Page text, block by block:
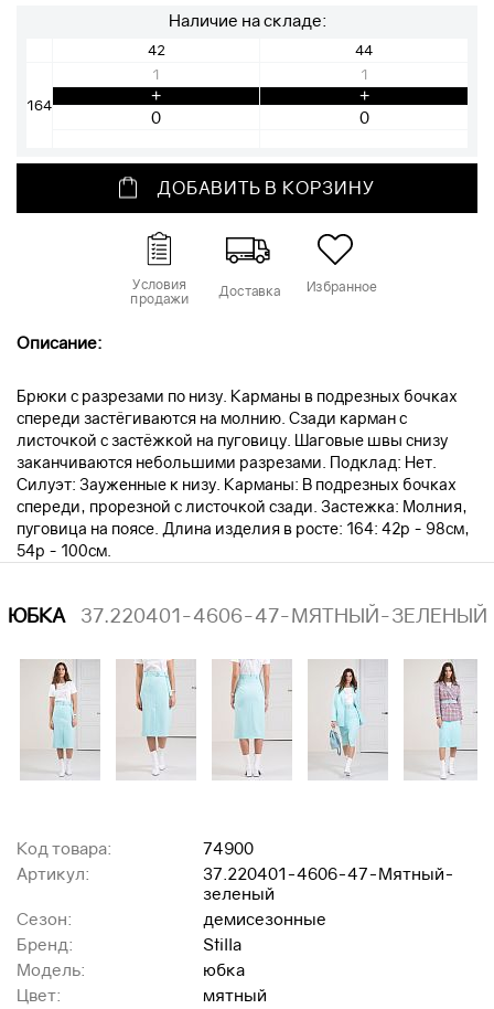
Наличие на складе:
42 44
164
1
+
1
+
ДОБАВИТЬ В КОРЗИНУ
Условия
продажи
Доставка Избранное
Описание:
Брюки с разрезами по низу. Карманы в подрезных бочках
спереди застёгиваются на молнию. Сзади карман с
листочкой с застёжкой на пуговицу. Шаговые швы снизу
заканчиваются небольшими разрезами. Подклад: Нет.
Силуэт: Зауженные к низу. Карманы: В подрезных бочках
спереди, прорезной с листочкой сзади. Застежка: Молния,
пуговица на поясе. Длина изделия в росте: 164: 42р - 98см,
54р - 100см.
ЮБКА 37.220401-4606-47-МЯТНЫЙ-ЗЕЛЕНЫЙ
Код товара:
74900
Артикул:
37.220401-4606-47-Мятный-
зеленый
Сезон:
демисезонные
Бренд:
Stilla
Модель:
юбка
Цвет:
мятный